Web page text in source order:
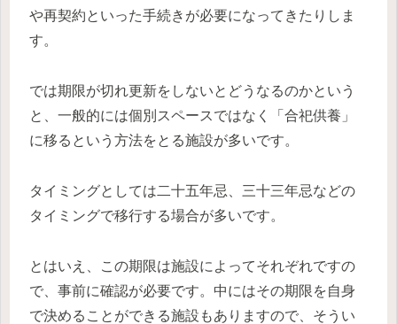
や再契約といった手続きが必要になってきたりしま
す。
では期限が切れ更新をしないとどうなるのかという
と、一般的には個別スペースではなく「合祀供養」
に移るという方法をとる施設が多いです。
タイミングとしては二十五年忌、三十三年忌などの
タイミングで移行する場合が多いです。
とはいえ、この期限は施設によってそれぞれですの
で、事前に確認が必要です。中にはその期限を自身
で決めることができる施設もありますので、そうい